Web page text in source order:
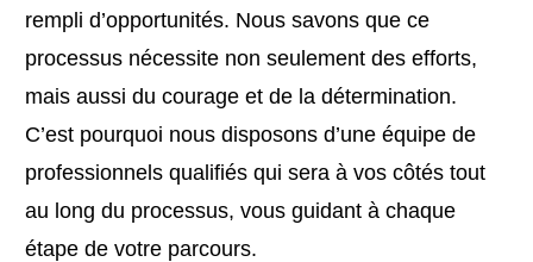
rempli d’opportunités. Nous savons que ce
processus nécessite non seulement des efforts,
mais aussi du courage et de la détermination.
C’est pourquoi nous disposons d’une équipe de
professionnels qualifiés qui sera à vos côtés tout
au long du processus, vous guidant à chaque
étape de votre parcours.